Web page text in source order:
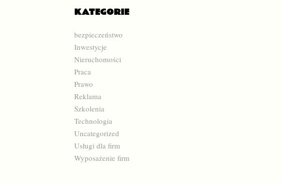
KATEGORIE
bezpieczeństwo
Inwestycje
Nieruchomości
Praca
Prawo
Reklama
Szkolenia
Technologia
Uncategorized
Usługi dla firm
Wyposażenie firm